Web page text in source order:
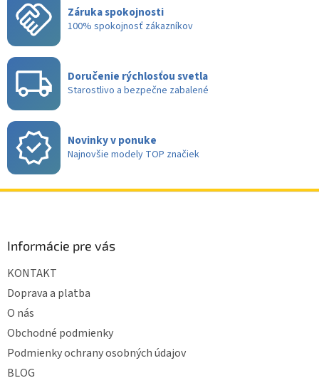
Záruka spokojnosti
100% spokojnosť zákazníkov
Doručenie rýchlosťou svetla
Starostlivo a bezpečne zabalené
Novinky v ponuke
Najnovšie modely TOP značiek
Informácie pre vás
KONTAKT
Doprava a platba
O nás
Obchodné podmienky
Podmienky ochrany osobných údajov
BLOG